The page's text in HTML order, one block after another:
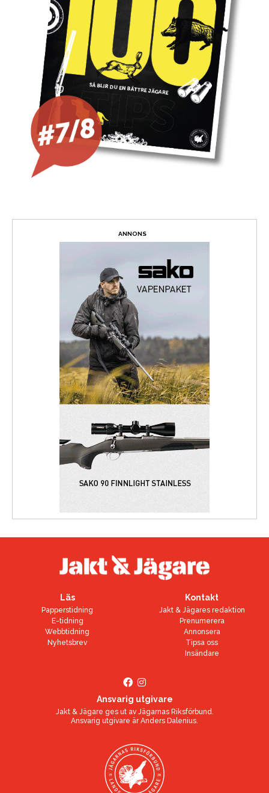
ANNONS
Läs
Papperstidning
E-tidning
Webbtidning
Nyhetsbrev
Kontakt
Jakt & Jägares redaktion
Prenumerera
Annonsera
Tipsa oss
Insändare
Ansvarig utgivare
Jakt & Jägare ges ut av Jägarnas Riksförbund.
Ansvarig utgivare ärAnders Dalenius.